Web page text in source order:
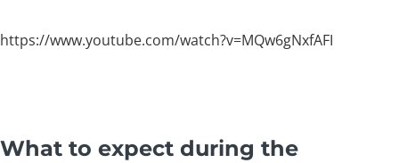
https://www.youtube.com/watch?v=MQw6gNxfAFI
What to expect during the